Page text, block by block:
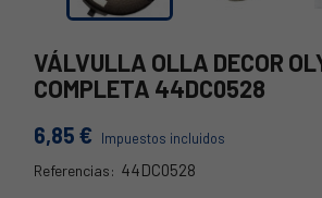
VÁLVULLA OLLA DECOR
COMPLETA 44DC0528
6,85 € Impuestos incluidos
Referencias: 44DC0528
44DC0528